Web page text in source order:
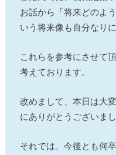
お話から「将来どのよ
いう将来像も自分なり
これらを参考にさせて
考えております。
改めまして、本日は大
にありがとうございまし
それでは、今後とも何